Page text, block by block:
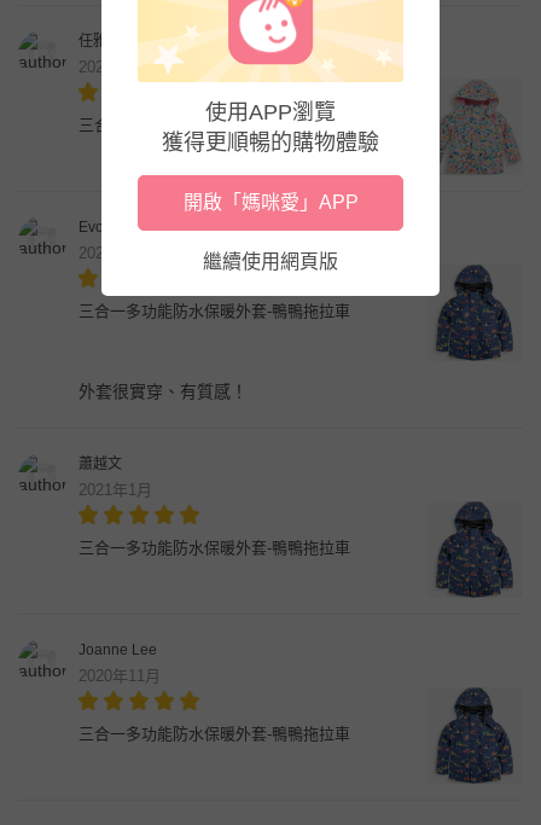
任雅純
2021年1月
三合一多功能防水保暖外套-繽紛花卉
Evonne Chen
2021年1月
三合一多功能防水保暖外套-鴨鴨拖拉車
外套很實穿、有質感！
蕭越文
2021年1月
三合一多功能防水保暖外套-鴨鴨拖拉車
Joanne Lee
2020年11月
三合一多功能防水保暖外套-鴨鴨拖拉車
使用APP瀏覽
獲得更順暢的購物體驗
開啟「媽咪愛」APP
繼續使用網頁版